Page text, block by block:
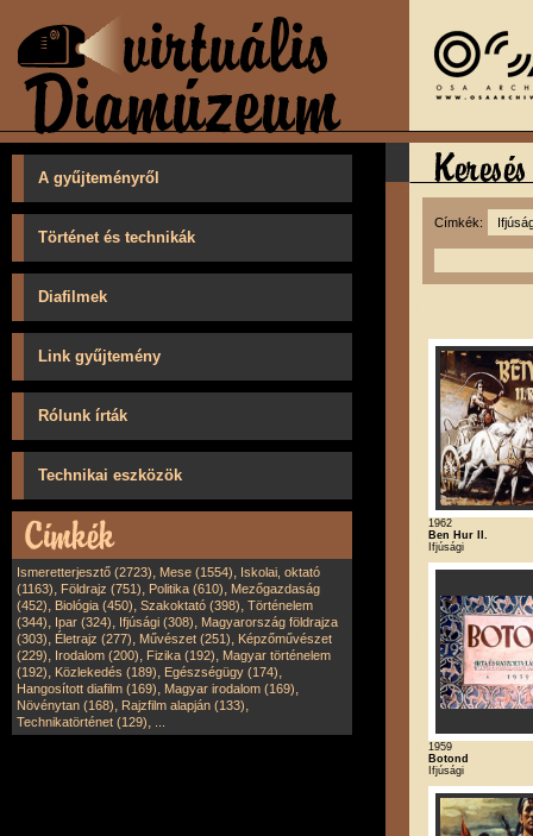
A gyűjteményről
Történet és technikák
Diafilmek
Link gyűjtemény
Rólunk írták
Technikai eszközök
Ismeretterjesztő (2723), Mese (1554), Iskolai, oktató
(1163), Földrajz (751), Politika (610), Mezőgazdaság
(452), Biológia (450), Szakoktató (398), Történelem
(344), Ipar (324), Ifjúsági (308), Magyarország földrajza
(303), Életrajz (277), Művészet (251), Képzőművészet
(229), Irodalom (200), Fizika (192), Magyar történelem
(192), Közlekedés (189), Egészségügy (174),
Hangosított diafilm (169), Magyar irodalom (169),
Növénytan (168), Rajzfilm alapján (133),
Technikatörténet (129),
Címkék:
1962
Ben Hur II.
Ifjúsági
1959
Botond
Ifjúsági